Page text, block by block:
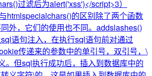
过滤后为alert('xss')</script>3）
htmlspecialchars()的区别除了两个函数
外，它们的使用也不同。addslashes()
语句注入，在执行sql语句前对通过
传递来的参数中的单引号，双引号，\
。但sql执行成功后，插入到数据库中的